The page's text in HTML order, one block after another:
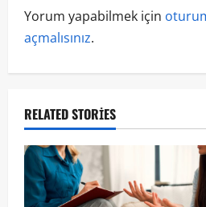
Yorum yapabilmek için
açmalısınız.
RELATED STORIES